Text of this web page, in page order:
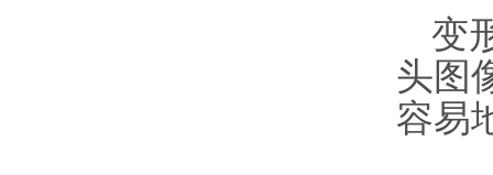
变
头图
容易